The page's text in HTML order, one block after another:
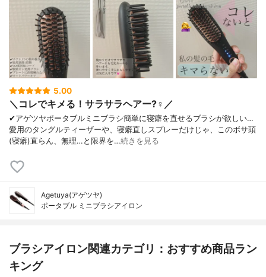
5.00
＼コレでキメる！サラサラヘアー?‍♀️／
✔︎アゲツヤポータブルミニブラシ簡単に寝癖を直せるブラシが欲しい…
愛用のタングルティーザーや、寝癖直しスプレーだけじゃ、このボサ頭
(寝癖)直らん、無理…と限界を…続きを見る
Agetuya(アゲツヤ)
ポータブル ミニブラシアイロン
ブラシアイロン関連カテゴリ：おすすめ商品ラン
キング